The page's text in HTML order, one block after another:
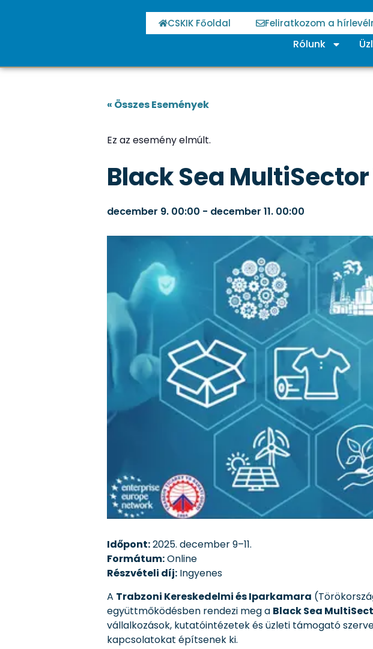
CSKIK Főoldal Feliratkozom a
Rólunk
« Összes Események
Ez az esemény elmúlt.
Black Sea
december 9. 00:00 - december 11. 00:00
Időpont:2025. december 9–11.
Formátum:Online
Részvételi díj: Ingyenes
A Trabzoni Kereskedelmi és Iparkamara
együttmőködésben rendezi meg a Black Sea
vállalkozások, kutatóintézetek és üzleti támogató
kapcsolatokat építsenek ki.